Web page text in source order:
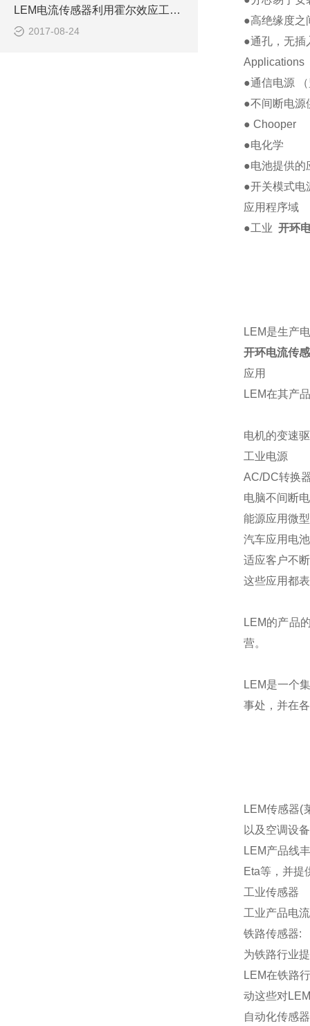
LEM电流传感器利用霍尔效应工作产生故障原因情况
2017-08-24
●高绝缘度之
●通孔，无插
Applications
●通信电源
●不间断电源
● Chooper
●电化学
●电池提供的
●开关模式电
应用程序域
●工业 开环
LEM是生产
开环电流传
应用
LEM在其产
电机的变速
工业电源
AC/DC转换
电脑不间断
能源应用微
汽车应用电
适应客户不
这些应用都
LEM的产品
营。
LEM是一个
事处，并在
LEM传感器(
以及空调设
LEM产品线
Eta等，并提
工业传感器
工业产品电
铁路传感器:
为铁路行业
LEM在铁路
动这些对
自动化传感